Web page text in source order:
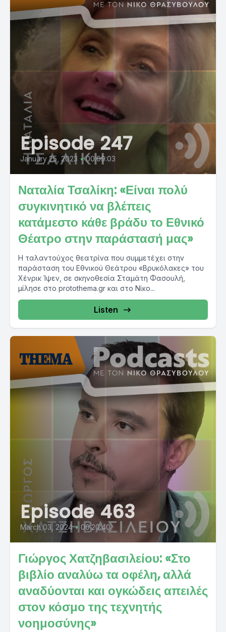
Episode 247
January 25, 2023 • 00:09:03
Ναταλία Τσαλίκη: «Είναι πολύ
συγκινητικό να βλέπεις
κατάμεστο κάθε βράδυ το Εθνικό
Θέατρο στην παράστασή μας»
Η ταλαντούχος θεατρίνα που συμμετέχει στην
παράσταση του Εθνικού Θεάτρου «Βρυκόλακες» του
Χένρικ Ίψεν, σε σκηνοθεσία Σταμάτη Φασουλή,
μίλησε στο protothema.gr και στο Νίκο...
Listen
Episode 463
March 03, 2024 • 00:20:40
Γιώργος Χατζηβασιλείου: «Στο
βιβλίο αναλύω τα οφέλη, αλλά
αναδύονται και ογκώδεις απειλές
στον κόσμο της τεχνητής
νοημοσύνης»